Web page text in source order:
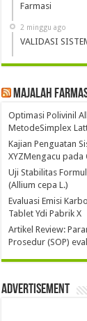
Farmasi
2 minggu ago
VALIDASI
Majalah
Optimasi Polivinil
MetodeSimplex
Kajian Penguatan
XYZMengacu pada
Uji Stabilitas
(Allium cepa L.)
Evaluasi Emisi
Tablet Ydi Pabrik X
Artikel Review:
Prosedur (SOP)
Advertisement